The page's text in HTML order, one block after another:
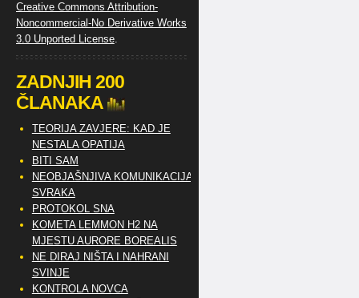
Creative Commons Attribution-
Noncommercial-No Derivative Works
3.0 Unported License.
ZADNJIH 200
ČLANAKA
TEORIJA ZAVJERE: KAD JE
NESTALA OPATIJA
BITI SAM
NEOBJAŠNJIVA KOMUNIKACIJA
SVRAKA
PROTOKOL SNA
KOMETA LEMMON H2 NA
MJESTU AURORE BOREALIS
NE DIRAJ NIŠTA I NAHRANI
SVINJE
KONTROLA NOVCA